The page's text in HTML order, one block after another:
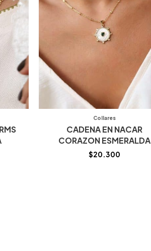
Collares
CADENA EN NACAR
CORAZON ESMERALDA
$20.300